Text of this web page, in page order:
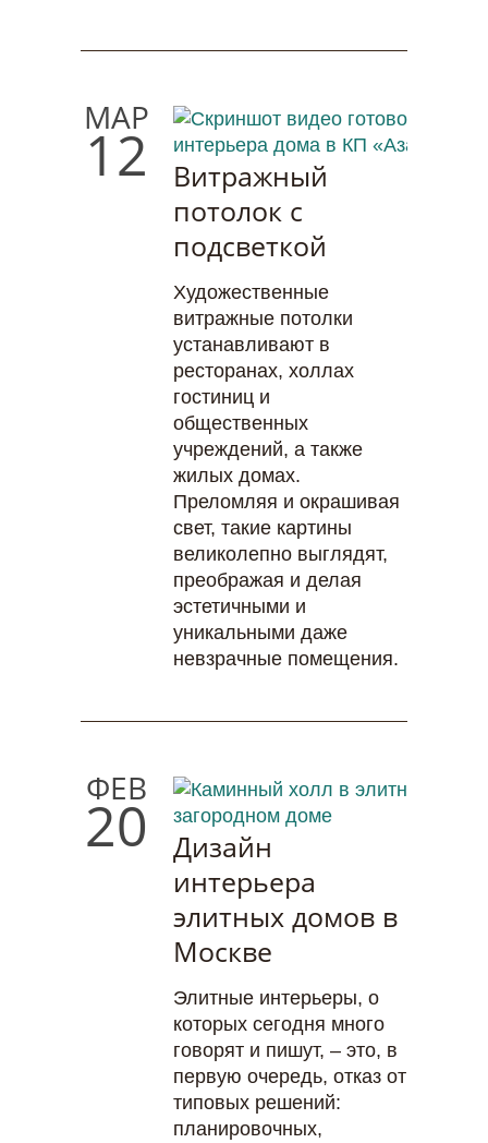
МАР
12
Витражный
потолок с
подсветкой
Художественные
витражные потолки
устанавливают в
ресторанах, холлах
гостиниц и
общественных
учреждений, а также
жилых домах.
Преломляя и окрашивая
свет, такие картины
великолепно выглядят,
преображая и делая
эстетичными и
уникальными даже
невзрачные помещения.
ФЕВ
20
Дизайн
интерьера
элитных домов в
Москве
Элитные интерьеры, о
которых сегодня много
говорят и пишут, – это, в
первую очередь, отказ от
типовых решений:
планировочных,